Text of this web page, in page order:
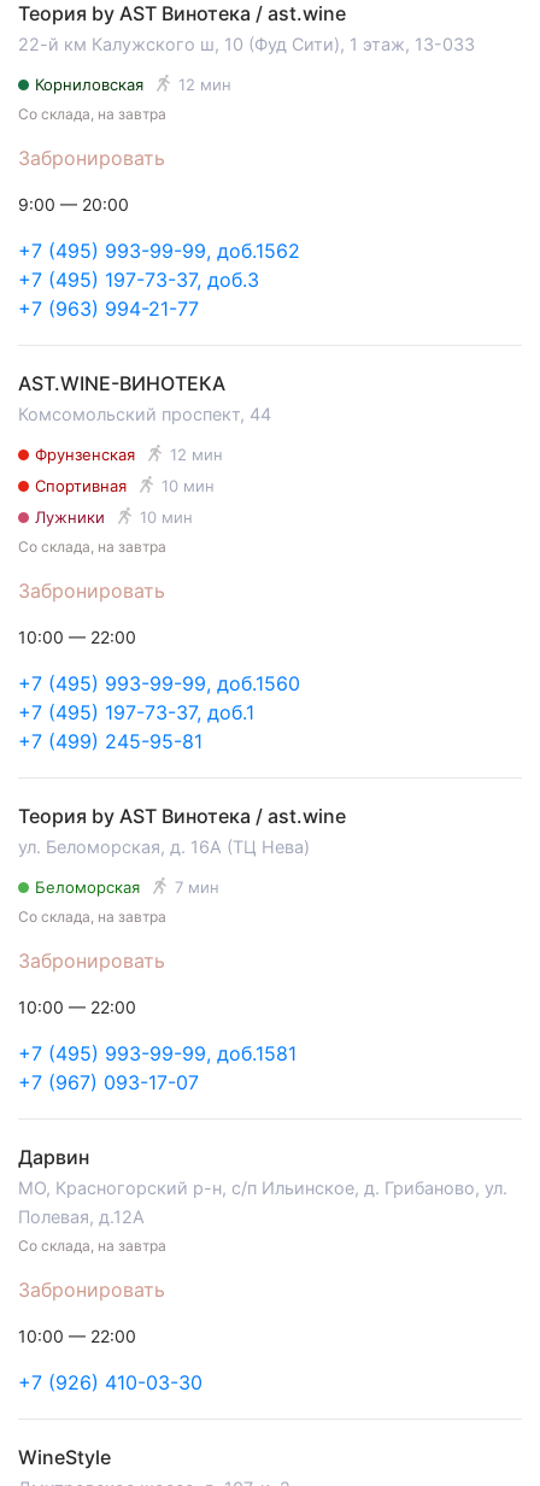
Теория by AST Винотека / ast.wine
22-й км Калужского ш, 10 (Фуд Сити), 1 этаж, 13-033
Корниловская 12 мин
Забронировать
Со склада, на завтра
+7 (495) 993-99-99, доб.1562
+7 (495) 197-73-37, доб.3
+7 (963) 994-21-77
9:00 — 20:00
AST.WINE-ВИНОТЕКА
Комсомольский проспект, 44
Фрунзенская
12 мин
Спортивная
10 мин
Лужники
10 мин
Забронировать
Со склада, на завтра
+7 (495) 993-99-99, доб.1560
+7 (495) 197-73-37, доб.1
+7 (499) 245-95-81
10:00 — 22:00
Теория by AST Винотека / ast.wine
ул. Беломорская, д. 16А (ТЦ Нева)
Беломорская 7 мин
Забронировать
Со склада, на завтра
+7 (495) 993-99-99, доб.1581
+7 (967) 093-17-07
10:00 — 22:00
Дарвин
МО, Красногорский р-н, с/п Ильинское, д. Грибаново, ул.
Полевая, д.12А
Забронировать
Со склада, на завтра
+7 (926) 410-03-30
10:00 — 22:00
WineStyle